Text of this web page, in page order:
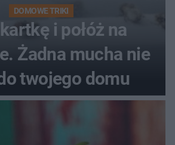
DOMOWE TRIKI
i połóż na
Żadna mucha nie
twojego domu